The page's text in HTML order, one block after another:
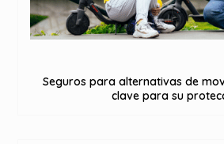
Seguros para alternativas de
clave para su